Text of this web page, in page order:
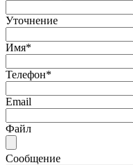
Уточнение
Имя*
Телефон*
Email
Файл
Сообщение